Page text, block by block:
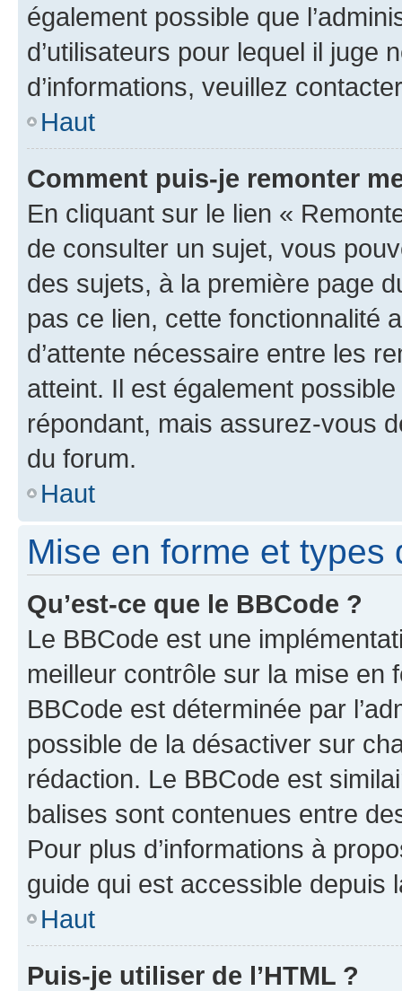
également possible que
d’utilisateurs pour lequel il juge
d’informations, veuillez
Haut
Comment puis-je remonter
En cliquant sur le lien «
de consulter un sujet, vous
des sujets, à la première page
pas ce lien, cette fonctionnalité
d’attente nécessaire entre les
atteint. Il est également
répondant, mais assurez-vous
du forum.
Haut
Mise en forme et types
Qu’est-ce que le BBCode ?
Le BBCode est une
meilleur contrôle sur la mise en
BBCode est déterminée par
possible de la désactiver sur
rédaction. Le BBCode est
balises sont contenues entre
Pour plus d’informations à
guide qui est accessible depuis
Haut
Puis-je utiliser de l’HTML ?